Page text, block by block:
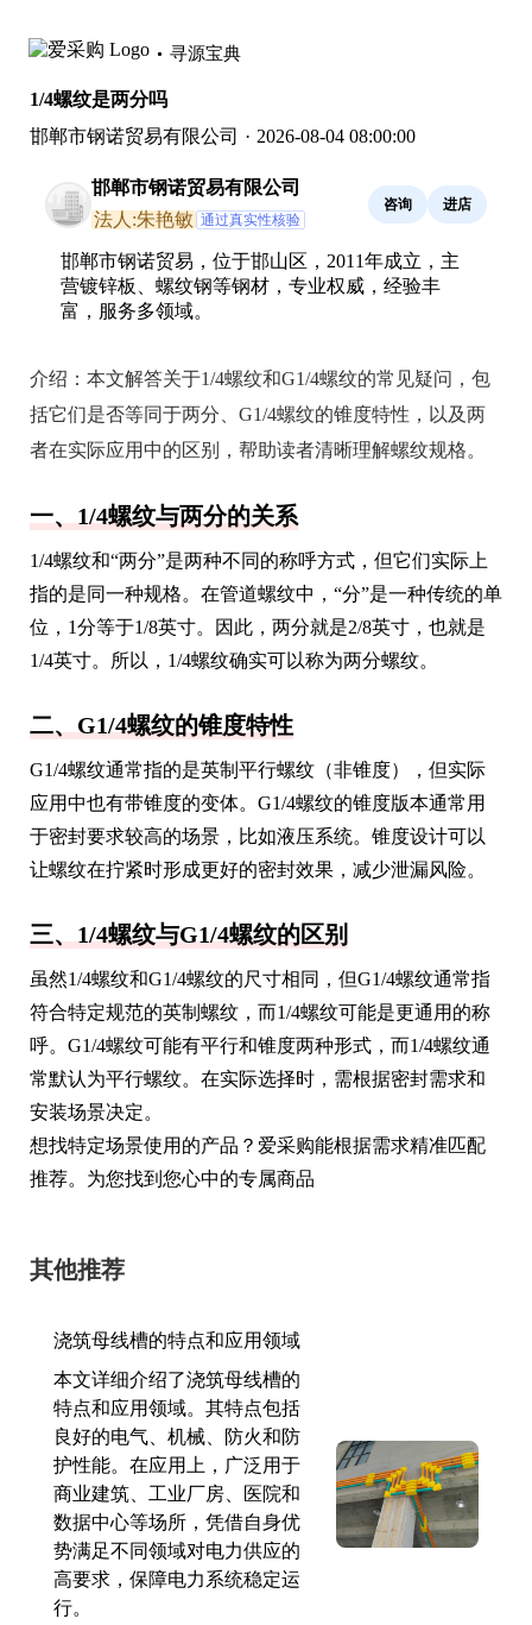
寻源宝典
1/4螺纹是两分吗
邯郸市钢诺贸易有限公司 · 2026-08-04 08:00:00
邯郸市钢诺贸易有限公司
法人:朱艳敏 通过真实性核验
咨询 进店
邯郸市钢诺贸易，位于邯山区，2011年成立，主
营镀锌板、螺纹钢等钢材，专业权威，经验丰
富，服务多领域。
介绍： 本文解答关于1/4螺纹和G1/4螺纹的常见疑问，包
括它们是否等同于两分、G1/4螺纹的锥度特性，以及两
者在实际应用中的区别，帮助读者清晰理解螺纹规格。
一、1/4螺纹与两分的关系
1/4螺纹和“两分”是两种不同的称呼方式，但它们实际上
指的是同一种规格。在管道螺纹中，“分”是一种传统的单
位，1分等于1/8英寸。因此，两分就是2/8英寸，也就是
1/4英寸。所以，1/4螺纹确实可以称为两分螺纹。
二、G1/4螺纹的锥度特性
G1/4螺纹通常指的是英制平行螺纹（非锥度），但实际
应用中也有带锥度的变体。G1/4螺纹的锥度版本通常用
于密封要求较高的场景，比如液压系统。锥度设计可以
让螺纹在拧紧时形成更好的密封效果，减少泄漏风险。
三、1/4螺纹与G1/4螺纹的区别
虽然1/4螺纹和G1/4螺纹的尺寸相同，但G1/4螺纹通常指
符合特定规范的英制螺纹，而1/4螺纹可能是更通用的称
呼。G1/4螺纹可能有平行和锥度两种形式，而1/4螺纹通
常默认为平行螺纹。在实际选择时，需根据密封需求和
安装场景决定。
想找特定场景使用的产品？爱采购能根据需求精准匹配
推荐。为您找到您心中的专属商品
其他推荐
浇筑母线槽的特点和应用领域
本文详细介绍了浇筑母线槽的
特点和应用领域。其特点包括
良好的电气、机械、防火和防
护性能。在应用上，广泛用于
商业建筑、工业厂房、医院和
数据中心等场所，凭借自身优
势满足不同领域对电力供应的
高要求，保障电力系统稳定运
行。